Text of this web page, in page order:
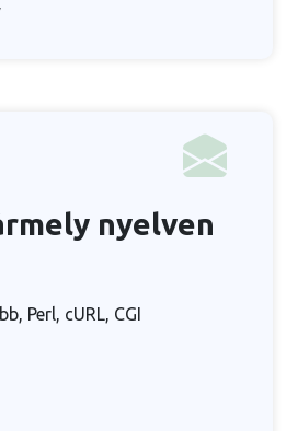
nyelven
Perl, cURL, CGI